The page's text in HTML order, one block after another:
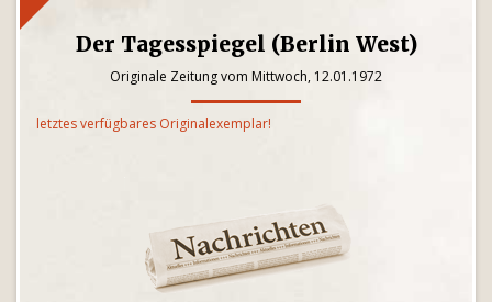
Der Tagesspiegel (Berlin West)
Originale Zeitung vom Mittwoch, 12.01.1972
letztes verfügbares Originalexemplar!